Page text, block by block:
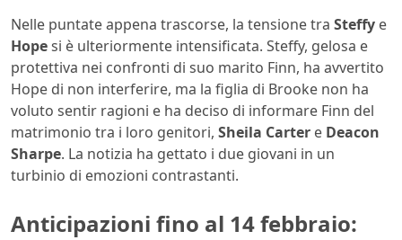
Nelle puntate appena trascorse, la tensione tra Steffy e
Hopesi è ulteriormente intensificata. Steffy, gelosa e
protettiva nei confronti di suo marito Finn, ha avvertito
Hope di non interferire, ma la figlia di Brooke non ha
voluto sentir ragioni e ha deciso di informare Finn del
matrimonio tra i loro genitori, Sheila Carter e Deacon
Sharpe. La notizia ha gettato i due giovani in un
turbinio di emozioni contrastanti.
Anticipazioni fino al 14 febbraio: